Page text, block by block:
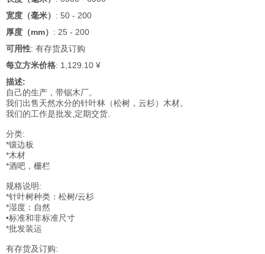
宽度（毫米） : 50 - 200
厚度（mm） : 25 - 200
可用性: 有存货及订购
每立方米价格: 1,129.10 ¥
描述:
自己的生产，带锯木厂。
我们出售天然水分的针叶林（松树，云杉）木材。
我们的工作是批发,定期交货.
分类:
*镶边板
*木材
*酒吧，栅栏
规格说明:
*针叶树种类：松树/云杉
*湿度：自然
•标准和非标准尺寸
*批发装运
有存货及订购: